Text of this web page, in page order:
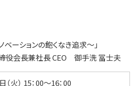
ベーションの飽くなき追求～」
役会長兼社長 CEO 御手洗 冨士夫
火） 15：00～16：00